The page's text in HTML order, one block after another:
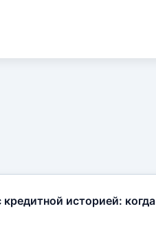
историей: когда